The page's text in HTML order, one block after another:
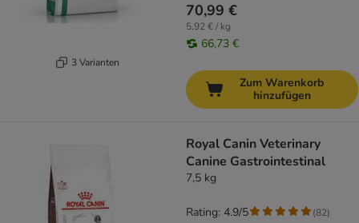
3 Varianten
70,99 €
5,92 € / kg
66,73 €
Zum Warenkorb
hinzufügen
Royal Canin Veterinary
Canine Gastrointestinal
7,5 kg
Rating: 4.9/5 (82)